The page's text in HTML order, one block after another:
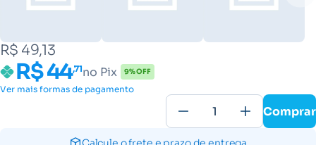
R$ 49,13
R$ 44,71no Pix 9% OFF
Ver mais formas de pagamento
Comprar